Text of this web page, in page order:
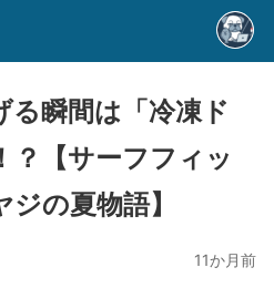
る瞬間は「冷凍ド
？【サーフフィッ
の夏物語】
11か月前